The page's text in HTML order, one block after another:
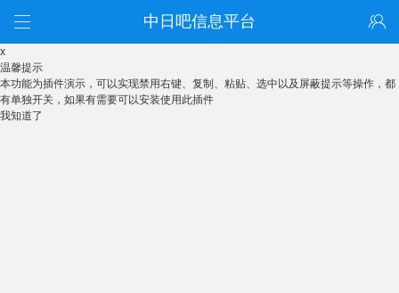
中日吧信息平台
x
温馨提示
本功能为插件演示，可以实现禁用右键、复制、粘贴、选中以及屏蔽提示等操作，都
有单独开关，如果有需要可以安装使用此插件
我知道了